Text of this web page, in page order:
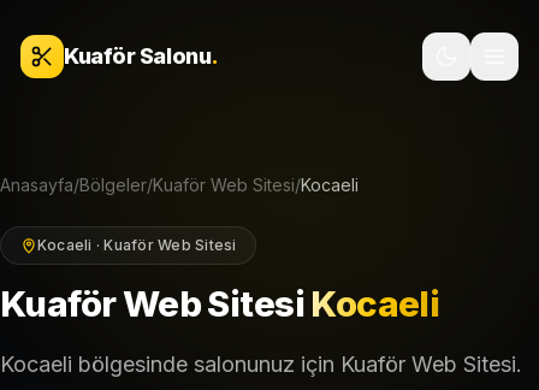
Kuaför Salonu.
Anasayfa/Bölgeler/Kuaför Web Sitesi/Kocaeli
Kocaeli · Kuaför Web Sitesi
Kuaför Web SitesiKocaeli
Kocaeli bölgesinde salonunuz için Kuaför Web Sitesi.